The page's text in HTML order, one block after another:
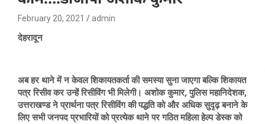
February 20, 2021 admin
देहरादून
अब हर थाने में न केवल शिकायतकर्ता की समस्या सुना जाएगा बल्कि शिकायत
पत्र रिसीव कर उन्हें रिसीविंग भी मिलेगी। अशोक कुमार, पुलिस महानिदेशक,
उत्तराखण्ड ने प्रार्थना पत्र रिसीविंग की पद्धति को और अधिक सुदृढ़ बनाने के
लिए सभी जनपद प्रभारियों को प्रत्येक थाने पर गठित महिला हेल्प डेस्क को